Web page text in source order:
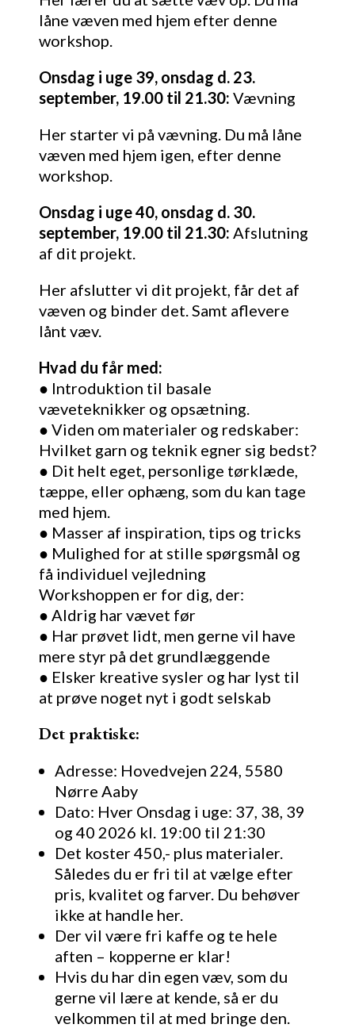
låne væven med hjem efter denne
workshop.
Onsdag i uge 39, onsdag d. 23.
september, 19.00 til 21.30: Vævning
Her starter vi på vævning. Du må låne
væven med hjem igen, efter denne
workshop.
Onsdag i uge 40, onsdag d. 30.
september, 19.00 til 21.30: Afslutning
af dit projekt.
Her afslutter vi dit projekt, får det af
væven og binder det. Samt aflevere
lånt væv.
Hvad du får med:
● Introduktion til basale
væveteknikker og opsætning.
● Viden om materialer og redskaber:
Hvilket garn og teknik egner sig bedst?
● Dit helt eget, personlige tørklæde,
tæppe, eller ophæng, som du kan tage
med hjem.
● Masser af inspiration, tips og tricks
● Mulighed for at stille spørgsmål og
få individuel vejledning
Workshoppen er for dig, der:
● Aldrig har vævet før
● Har prøvet lidt, men gerne vil have
mere styr på det grundlæggende
● Elsker kreative sysler og har lyst til
at prøve noget nyt i godt selskab
Det praktiske:
Adresse: Hovedvejen 224, 5580
Nørre Aaby
Dato: Hver Onsdag i uge: 37, 38, 39
og 40 2026 kl. 19:00 til 21:30
Det koster 450,- plus materialer.
Således du er fri til at vælge efter
pris, kvalitet og farver. Du behøver
ikke at handle her.
Der vil være fri kaffe og te hele
aften – kopperne er klar!
Hvis du har din egen væv, som du
gerne vil lære at kende, så er du
velkommen til at med bringe den.